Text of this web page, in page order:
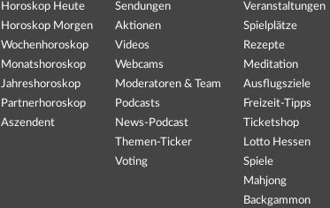
Horoskop Heute
Horoskop Morgen
Wochenhoroskop
Monatshoroskop
Jahreshoroskop
Partnerhoroskop
Aszendent
Sendungen
Aktionen
Videos
Webcams
Moderatoren & Team
Podcasts
News-Podcast
Themen-Ticker
Voting
Veranstaltungen
Spielplätze
Rezepte
Meditation
Ausflugsziele
Freizeit-Tipps
Ticketshop
Lotto Hessen
Spiele
Mahjong
Backgammon